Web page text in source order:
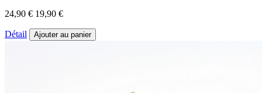
24,90 € 19,90 €
Détail Ajouter au panier